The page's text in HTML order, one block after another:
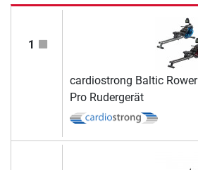
1
cardiostrong Baltic Rower
Pro Rudergerät